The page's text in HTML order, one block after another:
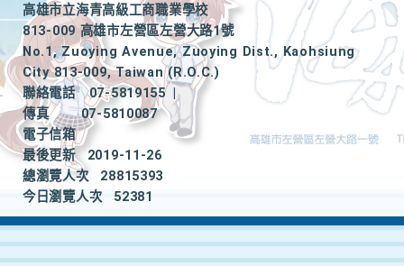
高雄市立海青高級工商職業學校
813-009 高雄市左營區左營大路1號
No.1, Zuoying Avenue, Zuoying Dist., Kaohsiung
City 813-009, Taiwan (R.O.C.)
聯絡電話
07-5819155
|
傳真
07-5810087
電子信箱
最後更新
2019-11-26
總瀏覽人次
28815393
今日瀏覽人次
52381